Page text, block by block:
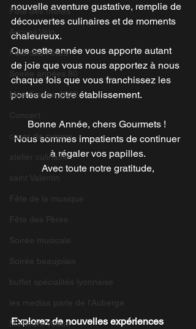
Fête des mères
Accueil Vélo
Fête des Pères
Soirée années 80
Miss France 2022
Concert
cours de cuisine
atelier culinaire
saint Valentin
Fête de la musique
Fête des Pères
Soirée musicale
Soirée beaujolais
buffet spécialités lyonnaise
les medias parle de l'Auberge
Meilleurs Voeux
nouvelle aventure gustative, remplie de
découvertes culinaires et de moments
chaleureux.
Que cette année vous apporte autant
de joie que vous nous apportez à nous
chaque fois que vous franchissez les
portes de notre établissement.
Bonne Année, chers Gourmets !
Nous sommes impatients de continuer
à régaler vos papilles.
Avec toute notre gratitude,
Explorez de nouvelles expériences